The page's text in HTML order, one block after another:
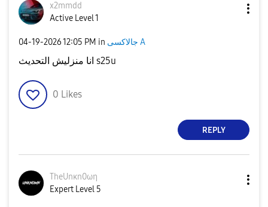
x2mmdd
Active Level 1
‎04-19-202612:05 PM in جالاكسى A
انا منزليش التحديث s25u
0 Likes
REPLY
TheUnκn0ωη
Expert Level 5